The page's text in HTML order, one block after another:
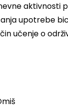
aktivnosti
upotrebe
učenje o